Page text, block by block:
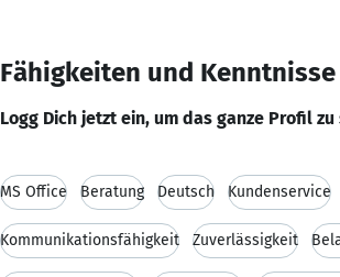
Fähigkeiten und Kenntnisse
Logg Dich jetzt ein, um das ganze Profil zu
MS Office Beratung Deutsch Kundenservice
Kommunikationsfähigkeit Zuverlässigkeit